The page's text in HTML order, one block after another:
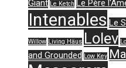
Giant Le Ketch Le Père
Intenables Le
Willow Living Häus Lolev
and Grounded Low Key